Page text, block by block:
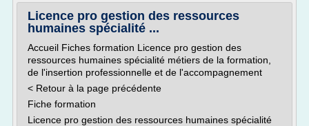
Licence pro gestion des ressources
humaines spécialité ...
Accueil Fiches formation Licence pro gestion des
ressources humaines spécialité métiers de la formation,
de l'insertion professionnelle et de l'accompagnement
< Retour à la page précédente
Fiche formation
Licence pro gestion des ressources humaines spécialité